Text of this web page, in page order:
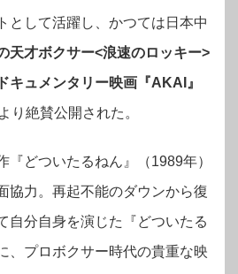
として活躍し、かつては日本中
天才ボクサー<浪速のロッキー>
ドキュメンタリー映画『AKAI』
り絶賛公開された。
『どついたるねん』（1989年）
協力。再起不能のダウンから復
自分自身を演じた『どついたる
、プロボクサー時代の貴重な映